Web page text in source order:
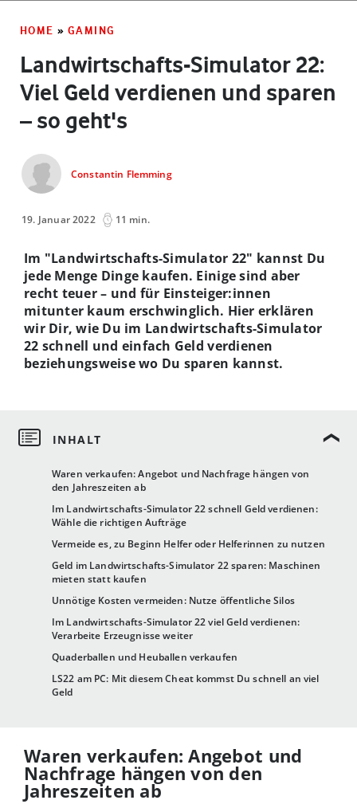
HOME » GAMING
Landwirtschafts-Simulator 22:
Viel Geld verdienen und sparen
– so geht's
Constantin Flemming
19. Januar 2022 11 min.
Waren verkaufen: Angebot und Nachfrage hängen von
den Jahreszeiten ab
Im Landwirtschafts-Simulator 22 schnell Geld verdienen:
Wähle die richtigen Aufträge
Vermeide es, zu Beginn Helfer oder Helferinnen zu nutzen
Geld im Landwirtschafts-Simulator 22 sparen: Maschinen
mieten statt kaufen
Unnötige Kosten vermeiden: Nutze öffentliche Silos
Im Landwirtschafts-Simulator 22 viel Geld verdienen:
Verarbeite Erzeugnisse weiter
Quaderballen und Heuballen verkaufen
LS22 am PC: Mit diesem Cheat kommst Du schnell an viel
Geld
Im "Landwirtschafts-Simulator 22" kannst Du
jede Menge Dinge kaufen. Einige sind aber
recht teuer – und für Einsteiger:innen
mitunter kaum erschwinglich. Hier erklären
wir Dir, wie Du im Landwirtschafts-Simulator
22 schnell und einfach Geld verdienen
beziehungsweise wo Du sparen kannst.
Waren verkaufen: Angebot und
Nachfrage hängen von den
Jahreszeiten ab